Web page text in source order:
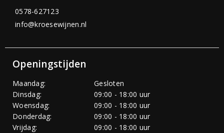
0578-627123
info@kroesewijnen.nl
Openingstijden
Maandag:
Gesloten
Dinsdag:
09:00 - 18:00 uur
Woensdag:
09:00 - 18:00 uur
Donderdag:
09:00 - 18:00 uur
Vrijdag:
09:00 - 18:00 uur